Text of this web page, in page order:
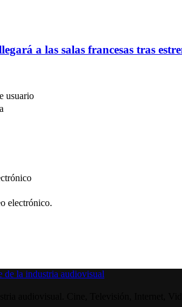
a las salas francesas tras
usuario
electrónico.